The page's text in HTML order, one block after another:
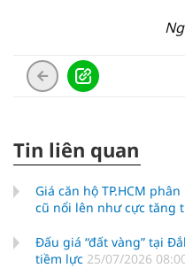
Tin liên quan
Giá căn hộ TP.HCM
cũ nổi lên như cực tăng
Đấu giá “đất vàng” tại
tiềm lực 25/07/2026